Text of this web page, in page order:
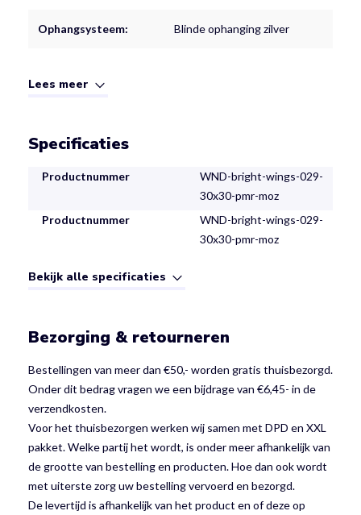
Ophangsysteem: Blinde ophanging zilver
Lees meer
Specificaties
Productnummer
WND-bright-wings-029-
30x30-pmr-moz
Productnummer
WND-bright-wings-029-
30x30-pmr-moz
Bekijk alle specificaties
Bezorging & retourneren
Bestellingen van meer dan €50,- worden gratis thuisbezorgd.
Onder dit bedrag vragen we een bijdrage van €6,45- in de
verzendkosten.
Voor het thuisbezorgen werken wij samen met DPD en XXL
pakket. Welke partij het wordt, is onder meer afhankelijk van
de grootte van bestelling en producten. Hoe dan ook wordt
met uiterste zorg uw bestelling vervoerd en bezorgd.
De levertijd is afhankelijk van het product en of deze op